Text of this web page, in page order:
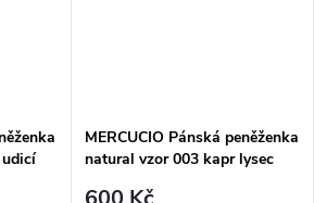
MERCUCIO Pánská peněženka
natural vzor 003 kapr lysec